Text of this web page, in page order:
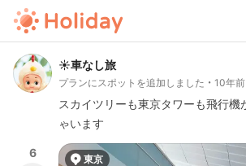
☀️車なし旅
プランにスポットを追加しました 10年前
スカイツリーも東京タワーも飛行機
ゃいます
6 東京